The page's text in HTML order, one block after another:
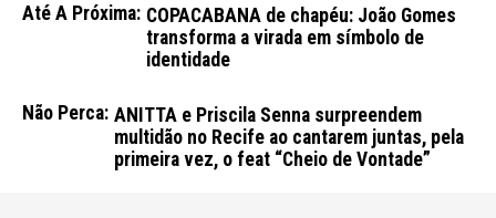
Até A Próxima: COPACABANA de chapéu: João Gomes
transforma a virada em símbolo de
identidade
Não Perca: ANITTA e Priscila Senna surpreendem
multidão no Recife ao cantarem juntas, pela
primeira vez, o feat “Cheio de Vontade”